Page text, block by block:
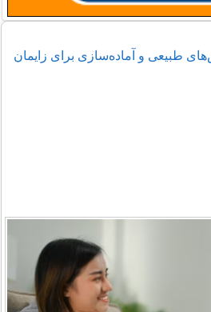
طبیعی و آماده‌سازی برای زایمان